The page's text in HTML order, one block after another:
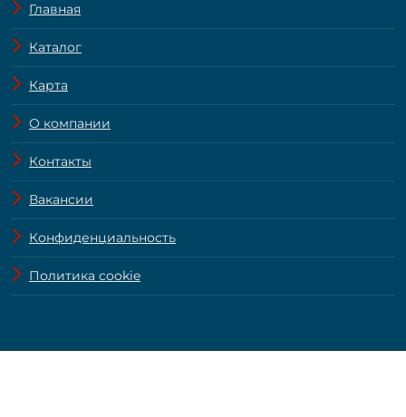
Главная
Каталог
Карта
О компании
Контакты
Вакансии
Конфиденциальность
Политика cookie